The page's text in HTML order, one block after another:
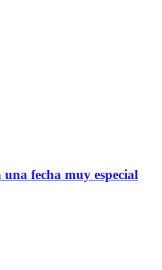
fecha muy especial